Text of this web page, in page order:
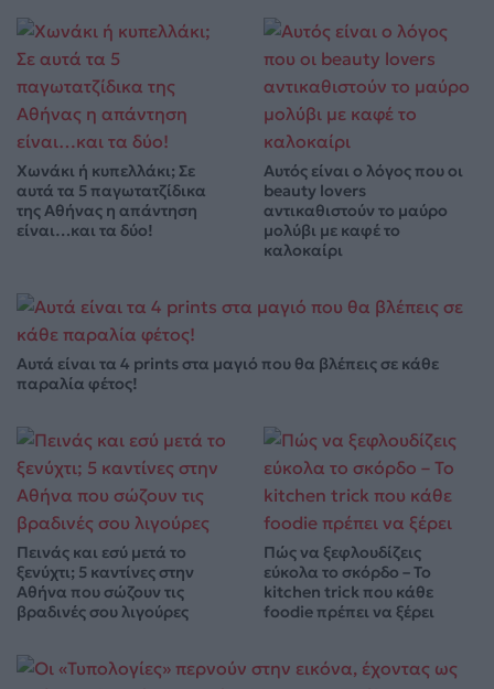
Χωνάκι ή κυπελλάκι; Σε
αυτά τα 5 παγωτατζίδικα
της Αθήνας η απάντηση
είναι…και τα δύο!
Αυτός είναι ο λόγος που οι
beauty lovers
αντικαθιστούν το μαύρο
μολύβι με καφέ το
καλοκαίρι
Αυτά είναι τα 4 prints στα μαγιό που θα βλέπεις σε κάθε
παραλία φέτος!
Πεινάς και εσύ μετά το
ξενύχτι; 5 καντίνες στην
Αθήνα που σώζουν τις
βραδινές σου λιγούρες
Πώς να ξεφλουδίζεις
εύκολα το σκόρδο – Το
kitchen trick που κάθε
foodie πρέπει να ξέρει